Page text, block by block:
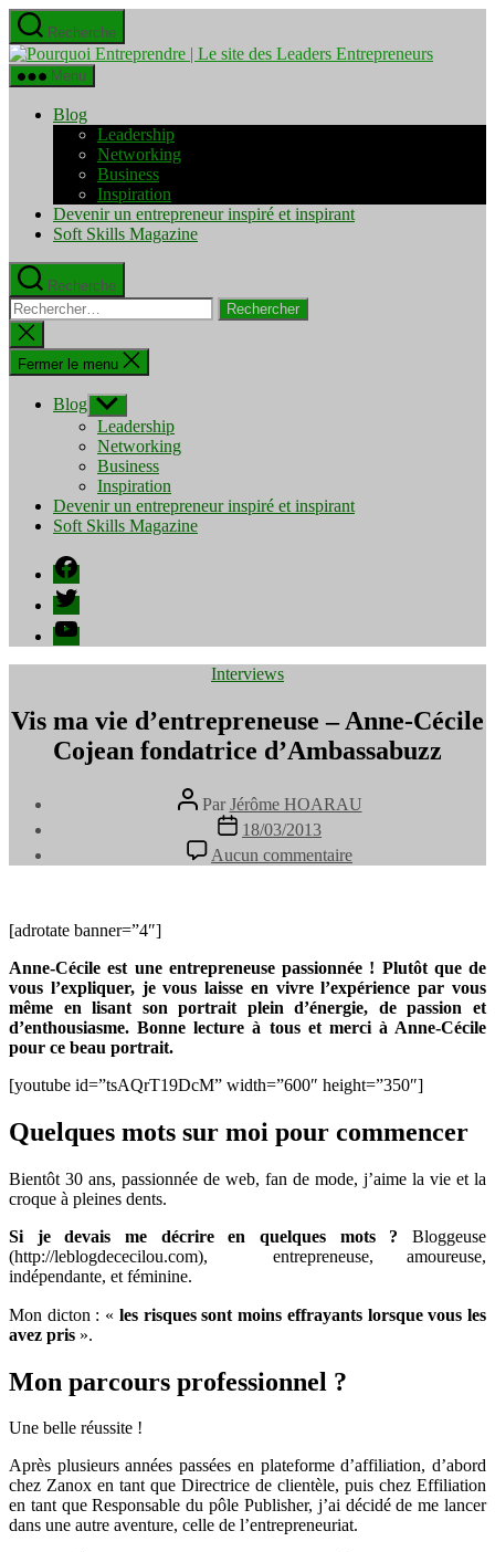
Aller
au
contenu
Recherche
Pourquoi
Menu
Blog
Leadership
Networking
Business
Inspiration
Devenir un entrepreneur inspiré et inspirant
Soft Skills Magazine
Recherche
Rechercher :
Fermer
la
recherche
Fermer le menu
Blog Afficher
le
sous-
menu
Leadership
Networking
Business
Inspiration
Devenir un entrepreneur inspiré et inspirant
Soft Skills Magazine
Facebook
Twitter
YouTube
Catégories
Interviews
Vis ma vie d’entrepreneuse – Anne-Cécile
Cojean fondatrice d’Ambassabuzz
Auteur
de
l’article
Par Jérôme HOARAU
Date
l’article
18/03/2013
Aucun commentaire
Vis
Anne-
Cécile
Cojean
fondatrice
[adrotate banner=”4″]
Anne-Cécile est une entrepreneuse passionnée ! Plutôt que de
vous l’expliquer, je vous laisse en vivre l’expérience par vous
même en lisant son portrait plein d’énergie, de passion et
d’enthousiasme. Bonne lecture à tous et merci à Anne-Cécile
pour ce beau portrait.
[youtube id=”tsAQrT19DcM” width=”600″ height=”350″]
Quelques mots sur moi pour commencer
Bientôt 30 ans, passionnée de web, fan de mode, j’aime la vie et la
croque à pleines dents.
Si je devais me décrire en quelques mots ? Bloggeuse
(http://leblogdececilou.com), entrepreneuse, amoureuse,
indépendante, et féminine.
Mon dicton : « les risques sont moins effrayants lorsque vous les
avez pris ».
Mon parcours professionnel ?
Une belle réussite !
Après plusieurs années passées en plateforme d’affiliation, d’abord
chez Zanox en tant que Directrice de clientèle, puis chez Effiliation
en tant que Responsable du pôle Publisher, j’ai décidé de me lancer
dans une autre aventure, celle de l’entrepreneuriat.